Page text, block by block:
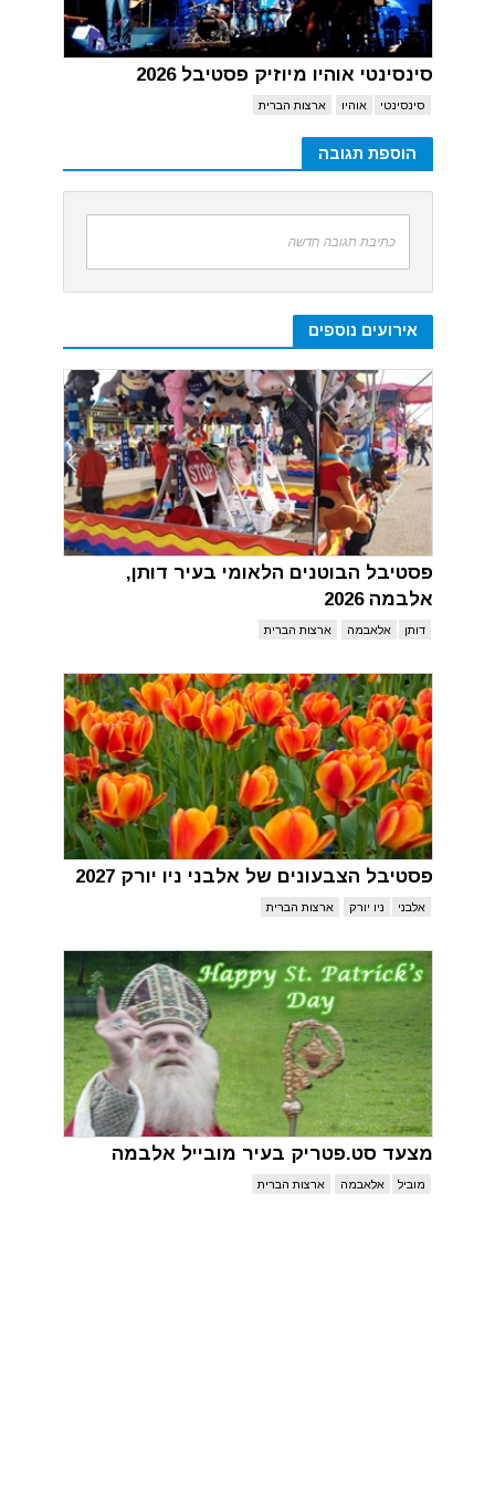
סינסינטי אוהיו מיוזיק פסטיבל 2026
סינסינטי אוהיו ארצות הברית
הוספת תגובה
כתיבת תגובה חדשה
אירועים נוספים
פסטיבל הבוטנים הלאומי בעיר דותן,
אלבמה 2026
דותן אלאבמה ארצות הברית
פסטיבל הצבעונים של אלבני ניו יורק 2027
אלבני ניו יורק ארצות הברית
מצעד סט.פטריק בעיר מובייל אלבמה
מוביל אלאבמה ארצות הברית